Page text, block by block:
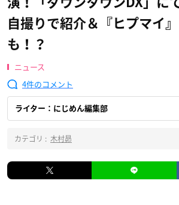
自撮りで紹介＆『ヒプマイ
も！？
ニュース
4
ライター：にじめん編集部
カテゴリ : 木村昴